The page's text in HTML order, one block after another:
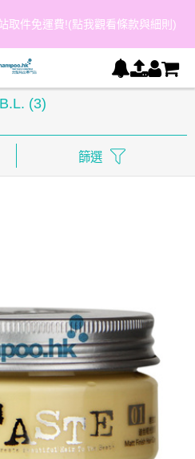
取件免運費!(點我觀看條款與細則)
(3)
篩選